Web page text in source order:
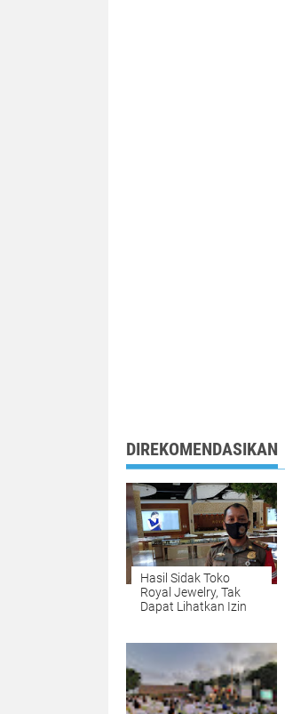
DIREKOMENDASIKAN
Hasil Sidak Toko
Royal Jewelry, Tak
Dapat Lihatkan Izin